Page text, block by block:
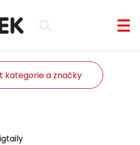
kategorie a značky